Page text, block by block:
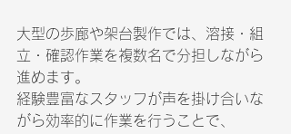
大型の歩廊や架台製作では、溶接・組
立・確認作業を複数名で分担しながら
進めます。
経験豊富なスタッフが声を掛け合いな
がら効率的に作業を行うことで、